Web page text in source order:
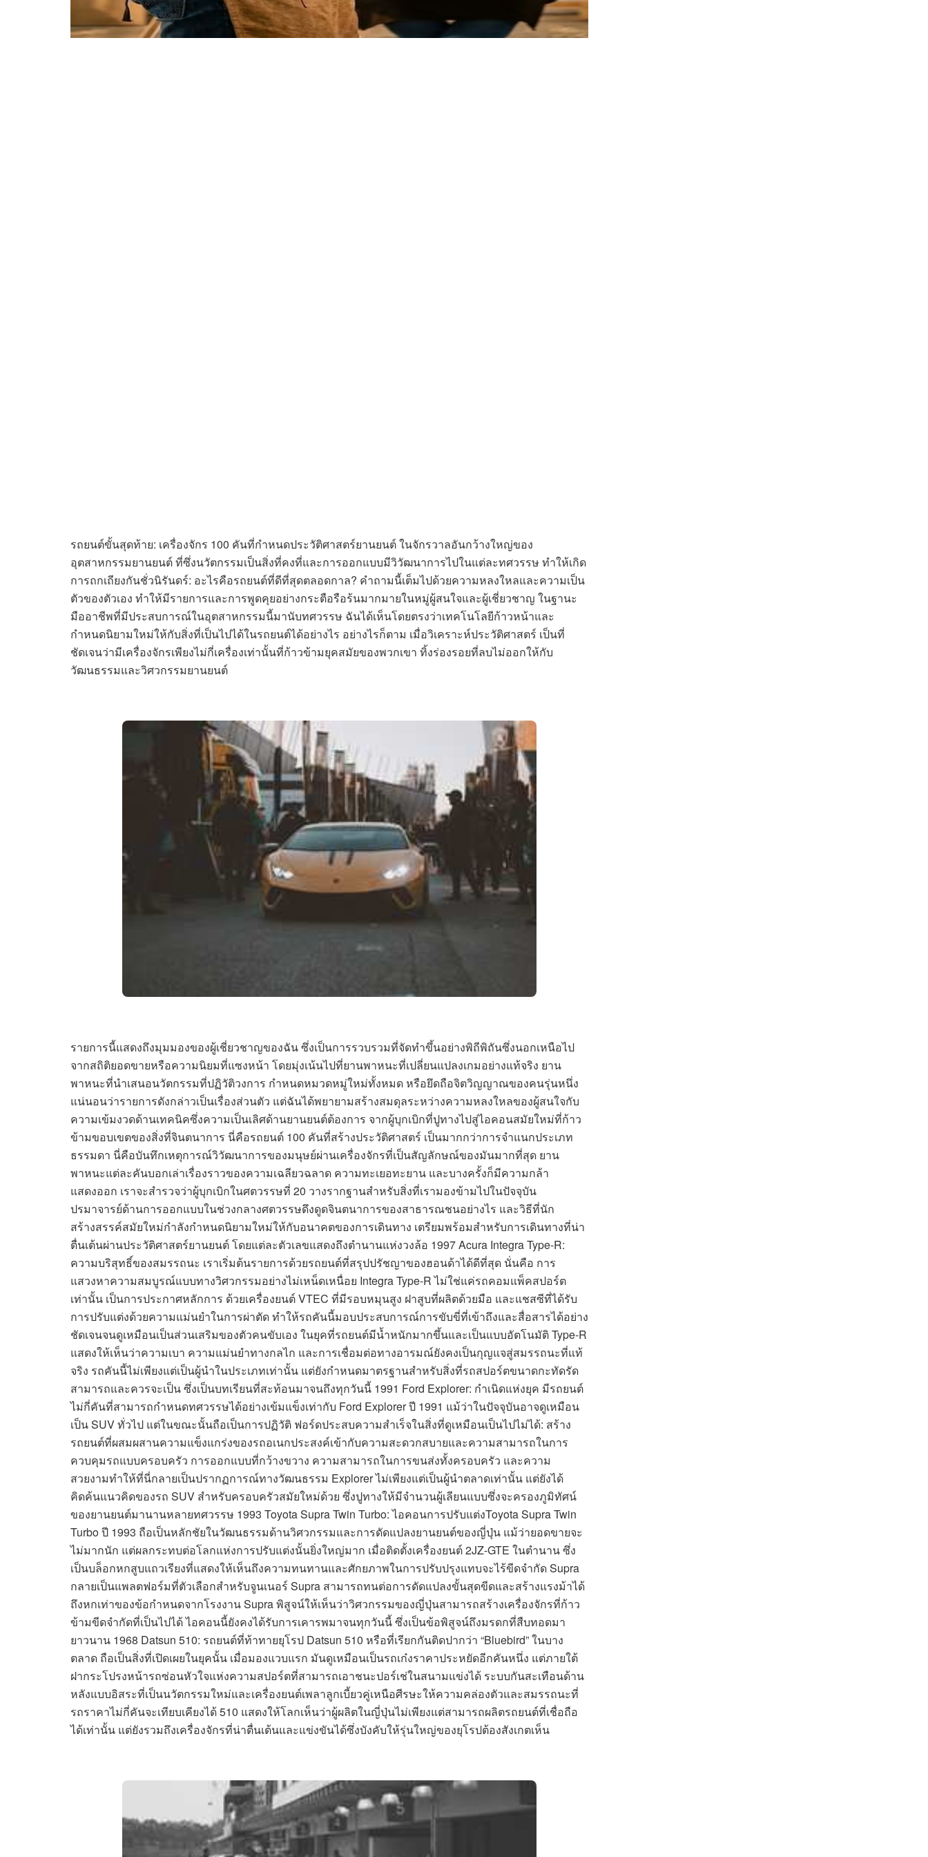
รถยนต์ขั้นสุดท้าย: เครื่องจักร 100 คันที่กำหนดประวัติศาสตร์ยานยนต์ ในจักรวาลอันกว้างใหญ่ของ
อุตสาหกรรมยานยนต์ ที่ซึ่งนวัตกรรมเป็นสิ่งที่คงที่และการออกแบบมีวิวัฒนาการไปในแต่ละทศวรรษ ทำให้เกิด
การถกเถียงกันชั่วนิรันดร์: อะไรคือรถยนต์ที่ดีที่สุดตลอดกาล? คำถามนี้เต็มไปด้วยความหลงใหลและความเป็น
ตัวของตัวเอง ทำให้มีรายการและการพูดคุยอย่างกระตือรือร้นมากมายในหมู่ผู้สนใจและผู้เชี่ยวชาญ ในฐานะ
มืออาชีพที่มีประสบการณ์ในอุตสาหกรรมนี้มานับทศวรรษ ฉันได้เห็นโดยตรงว่าเทคโนโลยีก้าวหน้าและ
กำหนดนิยามใหม่ให้กับสิ่งที่เป็นไปได้ในรถยนต์ได้อย่างไร อย่างไรก็ตาม เมื่อวิเคราะห์ประวัติศาสตร์ เป็นที่
ชัดเจนว่ามีเครื่องจักรเพียงไม่กี่เครื่องเท่านั้นที่ก้าวข้ามยุคสมัยของพวกเขา ทิ้งร่องรอยที่ลบไม่ออกให้กับ
วัฒนธรรมและวิศวกรรมยานยนต์
รายการนี้แสดงถึงมุมมองของผู้เชี่ยวชาญของฉัน ซึ่งเป็นการรวบรวมที่จัดทำขึ้นอย่างพิถีพิถันซึ่งนอกเหนือไป
จากสถิติยอดขายหรือความนิยมที่แซงหน้า โดยมุ่งเน้นไปที่ยานพาหนะที่เปลี่ยนแปลงเกมอย่างแท้จริง ยาน
พาหนะที่นำเสนอนวัตกรรมที่ปฏิวัติวงการ กำหนดหมวดหมู่ใหม่ทั้งหมด หรือยึดถือจิตวิญญาณของคนรุ่นหนึ่ง
แน่นอนว่ารายการดังกล่าวเป็นเรื่องส่วนตัว แต่ฉันได้พยายามสร้างสมดุลระหว่างความหลงใหลของผู้สนใจกับ
ความเข้มงวดด้านเทคนิคซึ่งความเป็นเลิศด้านยานยนต์ต้องการ จากผู้บุกเบิกที่ปูทางไปสู่ไอคอนสมัยใหม่ที่ก้าว
ข้ามขอบเขตของสิ่งที่จินตนาการ นี่คือรถยนต์ 100 คันที่สร้างประวัติศาสตร์ เป็นมากกว่าการจำแนกประเภท
ธรรมดา นี่คือบันทึกเหตุการณ์วิวัฒนาการของมนุษย์ผ่านเครื่องจักรที่เป็นสัญลักษณ์ของมันมากที่สุด ยาน
พาหนะแต่ละคันบอกเล่าเรื่องราวของความเฉลียวฉลาด ความทะเยอทะยาน และบางครั้งก็มีความกล้า
แสดงออก เราจะสำรวจว่าผู้บุกเบิกในศตวรรษที่ 20 วางรากฐานสำหรับสิ่งที่เรามองข้ามไปในปัจจุบัน
ปรมาจารย์ด้านการออกแบบในช่วงกลางศตวรรษดึงดูดจินตนาการของสาธารณชนอย่างไร และวิธีที่นัก
สร้างสรรค์สมัยใหม่กำลังกำหนดนิยามใหม่ให้กับอนาคตของการเดินทาง เตรียมพร้อมสำหรับการเดินทางที่น่า
ตื่นเต้นผ่านประวัติศาสตร์ยานยนต์ โดยแต่ละตัวเลขแสดงถึงตำนานแห่งวงล้อ 1997 Acura Integra Type-R:
ความบริสุทธิ์ของสมรรถนะ เราเริ่มต้นรายการด้วยรถยนต์ที่สรุปปรัชญาของฮอนด้าได้ดีที่สุด นั่นคือ การ
แสวงหาความสมบูรณ์แบบทางวิศวกรรมอย่างไม่เหน็ดเหนื่อย Integra Type-R ไม่ใช่แค่รถคอมแพ็คสปอร์ต
เท่านั้น เป็นการประกาศหลักการ ด้วยเครื่องยนต์ VTEC ที่มีรอบหมุนสูง ฝาสูบที่ผลิตด้วยมือ และแชสซีที่ได้รับ
การปรับแต่งด้วยความแม่นยำในการผ่าตัด ทำให้รถคันนี้มอบประสบการณ์การขับขี่ที่เข้าถึงและสื่อสารได้อย่าง
ชัดเจนจนดูเหมือนเป็นส่วนเสริมของตัวคนขับเอง ในยุคที่รถยนต์มีน้ำหนักมากขึ้นและเป็นแบบอัตโนมัติ Type-R
แสดงให้เห็นว่าความเบา ความแม่นยำทางกลไก และการเชื่อมต่อทางอารมณ์ยังคงเป็นกุญแจสู่สมรรถนะที่แท้
จริง รถคันนี้ไม่เพียงแต่เป็นผู้นำในประเภทเท่านั้น แต่ยังกำหนดมาตรฐานสำหรับสิ่งที่รถสปอร์ตขนาดกะทัดรัด
สามารถและควรจะเป็น ซึ่งเป็นบทเรียนที่สะท้อนมาจนถึงทุกวันนี้ 1991 Ford Explorer: กำเนิดแห่งยุค มีรถยนต์
ไม่กี่คันที่สามารถกำหนดทศวรรษได้อย่างเข้มแข็งเท่ากับ Ford Explorer ปี 1991 แม้ว่าในปัจจุบันอาจดูเหมือน
เป็น SUV ทั่วไป แต่ในขณะนั้นถือเป็นการปฏิวัติ ฟอร์ดประสบความสำเร็จในสิ่งที่ดูเหมือนเป็นไปไม่ได้: สร้าง
รถยนต์ที่ผสมผสานความแข็งแกร่งของรถอเนกประสงค์เข้ากับความสะดวกสบายและความสามารถในการ
ควบคุมรถแบบครอบครัว การออกแบบที่กว้างขวาง ความสามารถในการขนส่งทั้งครอบครัว และความ
สวยงามทำให้ที่นี่กลายเป็นปรากฏการณ์ทางวัฒนธรรม Explorer ไม่เพียงแต่เป็นผู้นำตลาดเท่านั้น แต่ยังได้
คิดค้นแนวคิดของรถ SUV สำหรับครอบครัวสมัยใหม่ด้วย ซึ่งปูทางให้มีจำนวนผู้เลียนแบบซึ่งจะครองภูมิทัศน์
ของยานยนต์มานานหลายทศวรรษ 1993 Toyota Supra Twin Turbo: ไอคอนการปรับแต่งToyota Supra Twin
Turbo ปี 1993 ถือเป็นหลักชัยในวัฒนธรรมด้านวิศวกรรมและการดัดแปลงยานยนต์ของญี่ปุ่น แม้ว่ายอดขายจะ
ไม่มากนัก แต่ผลกระทบต่อโลกแห่งการปรับแต่งนั้นยิ่งใหญ่มาก เมื่อติดตั้งเครื่องยนต์ 2JZ-GTE ในตำนาน ซึ่ง
เป็นบล็อกหกสูบแถวเรียงที่แสดงให้เห็นถึงความทนทานและศักยภาพในการปรับปรุงแทบจะไร้ขีดจำกัด Supra
กลายเป็นแพลตฟอร์มที่ตัวเลือกสำหรับจูนเนอร์ Supra สามารถทนต่อการดัดแปลงขั้นสุดขีดและสร้างแรงม้าได้
ถึงหกเท่าของข้อกำหนดจากโรงงาน Supra พิสูจน์ให้เห็นว่าวิศวกรรมของญี่ปุ่นสามารถสร้างเครื่องจักรที่ก้าว
ข้ามขีดจำกัดที่เป็นไปได้ ไอคอนนี้ยังคงได้รับการเคารพมาจนทุกวันนี้ ซึ่งเป็นข้อพิสูจน์ถึงมรดกที่สืบทอดมา
ยาวนาน 1968 Datsun 510: รถยนต์ที่ท้าทายยุโรป Datsun 510 หรือที่เรียกกันติดปากว่า “Bluebird” ในบาง
ตลาด ถือเป็นสิ่งที่เปิดเผยในยุคนั้น เมื่อมองแวบแรก มันดูเหมือนเป็นรถเก๋งราคาประหยัดอีกคันหนึ่ง แต่ภายใต้
ฝากระโปรงหน้ารถซ่อนหัวใจแห่งความสปอร์ตที่สามารถเอาชนะปอร์เช่ในสนามแข่งได้ ระบบกันสะเทือนด้าน
หลังแบบอิสระที่เป็นนวัตกรรมใหม่และเครื่องยนต์เพลาลูกเบี้ยวคู่เหนือศีรษะให้ความคล่องตัวและสมรรถนะที่
รถราคาไม่กี่คันจะเทียบเคียงได้ 510 แสดงให้โลกเห็นว่าผู้ผลิตในญี่ปุ่นไม่เพียงแต่สามารถผลิตรถยนต์ที่เชื่อถือ
ได้เท่านั้น แต่ยังรวมถึงเครื่องจักรที่น่าตื่นเต้นและแข่งขันได้ซึ่งบังคับให้รุ่นใหญ่ของยุโรปต้องสังเกตเห็น